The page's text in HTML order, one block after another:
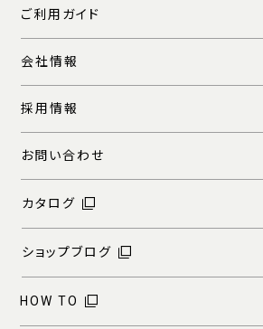
ご利用ガイド
会社情報
採用情報
お問い合わせ
カタログ
ショップブログ
HOW TO